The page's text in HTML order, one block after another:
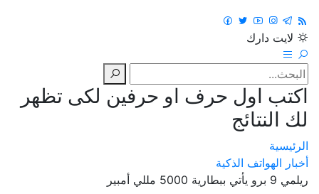
لايت دارك
اكتب اول حرف او حرفين لكى تظهر
لك النتائج
الرئيسية
أخبار الهواتف الذكية
ريلمي 9 برو يأتي ببطارية 5000 مللي أمبير